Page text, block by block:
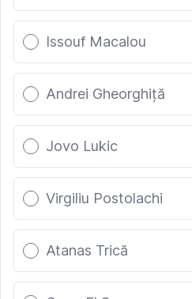
Issouf Macalou
Andrei Gheorghiță
Jovo Lukic
Virgiliu Postolachi
Atanas Trică